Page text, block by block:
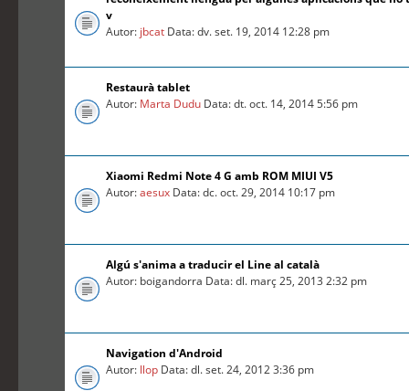
v
Autor: jbcat Data: dv. set. 19, 2014 12:28 pm
Restaurà tablet
Autor: Marta Dudu Data: dt. oct. 14, 2014 5:56 pm
Xiaomi Redmi Note 4 G amb ROM MIUI V5
Autor:aesux Data: dc. oct. 29, 2014 10:17 pm
Algú s'anima a traducir el Line al català
Autor: boigandorra Data: dl. març 25, 2013 2:32 pm
Navigation d'Android
Autor: llop Data: dl. set. 24, 2012 3:36 pm